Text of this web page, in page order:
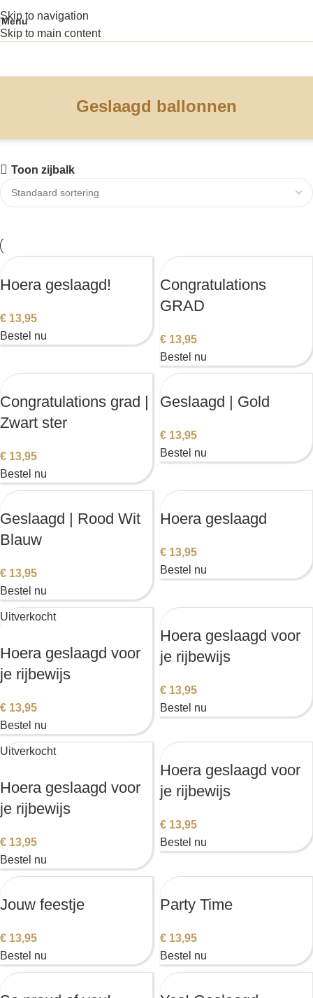
Skip to navigation
Skip to main content
Menu
Geslaagd ballonnen
Toon zijbalk
Hoera geslaagd!
€ 13,95
Bestel nu
Congratulations
GRAD
€ 13,95
Bestel nu
Congratulations grad |
Zwart ster
€ 13,95
Bestel nu
Geslaagd | Gold
€ 13,95
Bestel nu
Geslaagd | Rood Wit
Blauw
€ 13,95
Bestel nu
Hoera geslaagd
€ 13,95
Bestel nu
Uitverkocht
Hoera geslaagd voor
je rijbewijs
€ 13,95
Bestel nu
Hoera geslaagd voor
je rijbewijs
€ 13,95
Bestel nu
Uitverkocht
Hoera geslaagd voor
je rijbewijs
€ 13,95
Bestel nu
Hoera geslaagd voor
je rijbewijs
€ 13,95
Bestel nu
Jouw feestje
€ 13,95
Bestel nu
Party Time
€ 13,95
Bestel nu